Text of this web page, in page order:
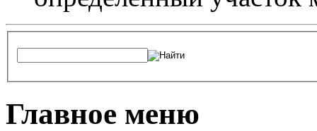
Главное меню